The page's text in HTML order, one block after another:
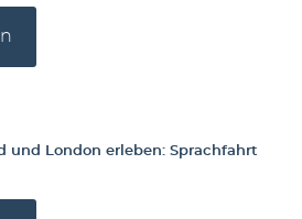
und London erleben: Sprachfahrt